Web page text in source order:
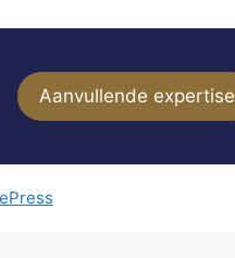
Aanvullende expertise